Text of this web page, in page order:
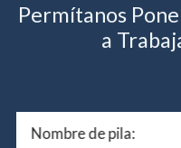
Permítanos
a
Nombre de pila: